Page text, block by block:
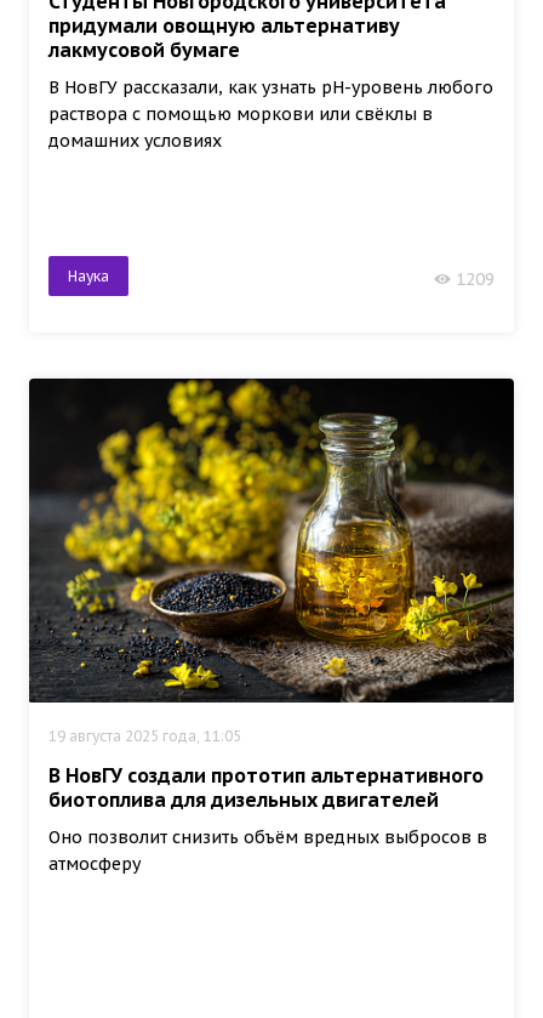
придумали овощную альтернативу
лакмусовой бумаге
В НовГУ рассказали, как узнать pH-уровень любого
раствора с помощью моркови или свёклы в
домашних условиях
Наука 1209
19 августа 2025 года, 11:05
В НовГУ создали прототип альтернативного
биотоплива для дизельных двигателей
Оно позволит снизить объём вредных выбросов в
атмосферу